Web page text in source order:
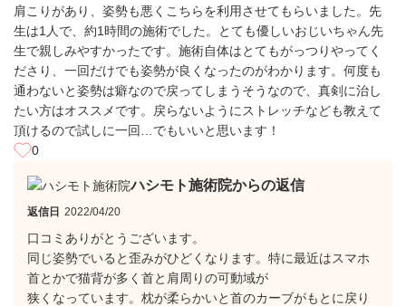
肩こりがあり、姿勢も悪くこちらを利用させてもらいました。先
生は1人で、約1時間の施術でした。とても優しいおじいちゃん先
生で親しみやすかったです。施術自体はとてもがっつりやってく
ださり、一回だけでも姿勢が良くなったのがわかります。何度も
通わないと姿勢は癖なので戻ってしまうそうなので、真剣に治し
たい方はオススメです。戻らないようにストレッチなども教えて
頂けるので試しに一回…でもいいと思います！
0
ハシモト施術院からの返信
返信日 2022/04/20
口コミありがとうございます。
同じ姿勢でいると歪みがひどくなります。特に最近はスマホ
首とかで猫背が多く首と肩周りの可動域が
狭くなっています。枕が柔らかいと首のカーブがもとに戻り